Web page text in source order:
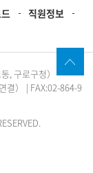
직원정보
, 구로구청）
결） | FAX:02-864-9